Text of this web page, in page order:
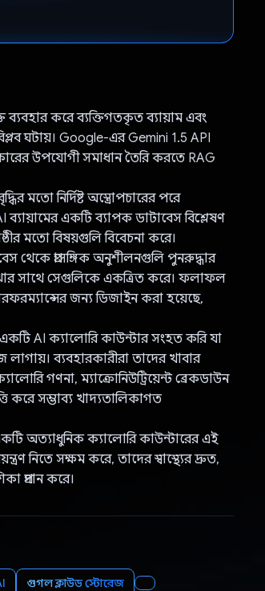
করে ব্যক্তিগতকৃত ব্যায়াম এবং
বিপ্লব ঘটায়। Google-এর Gemini 1.5 API
উপযোগী সমাধান তৈরি করতে RAG
মতো নির্দিষ্ট অস্ত্রোপচারের পরে
একটি ব্যাপক ডাটাবেস বিশ্লেষণ
মতো বিষয়গুলি বিবেচনা করে।
থেকে প্রাসঙ্গিক অনুশীলনগুলি পুনরুদ্ধার
সাথে সেগুলিকে একত্রিত করে। ফলাফল
জন্য ডিজাইন করা হয়েছে,
AI ক্যালোরি কাউন্টার সংহত করি যা
ব্যবহারকারীরা তাদের খাবার
গণনা, ম্যাক্রোনিউট্রিয়েন্ট ব্রেকডাউন
করে সম্ভাব্য খাদ্যতালিকাগত
অত্যাধুনিক ক্যালোরি কাউন্টারের এই
নিতে সক্ষম করে, তাদের স্বাস্থ্যের দ্রুত,
প্রদান করে।
গুগল ক্লাউড স্টোরেজ